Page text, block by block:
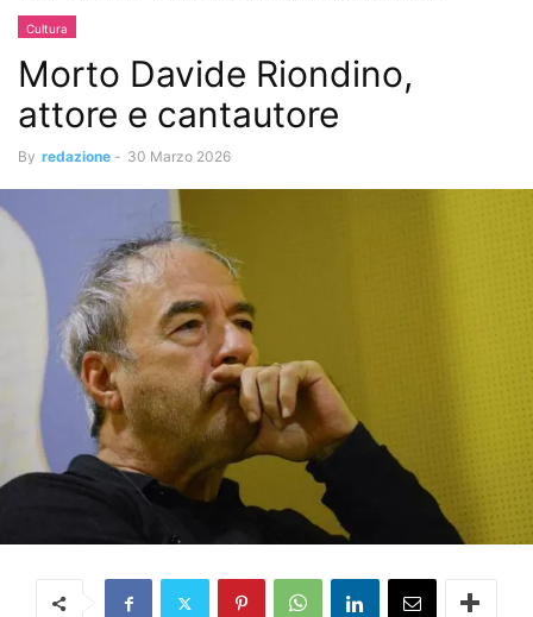
Cultura
Morto Davide Riondino,
attore e cantautore
By redazione - 30 Marzo 2026